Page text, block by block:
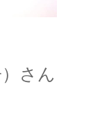
さん